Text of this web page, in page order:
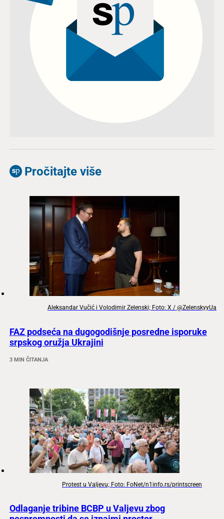
Pročitajte više
Aleksandar Vučić i Volodimir Zelenski; Foto: X / @ZelenskyyUa
FAZ podseća na dugogodišnje posredne isporuke
srpskog oružja Ukrajini
3 MIN ČITANJA
Protest u Valjevu; Foto: FoNet/n1info.rs/printscreen
Odlaganje tribine BCBP u Valjevu zbog